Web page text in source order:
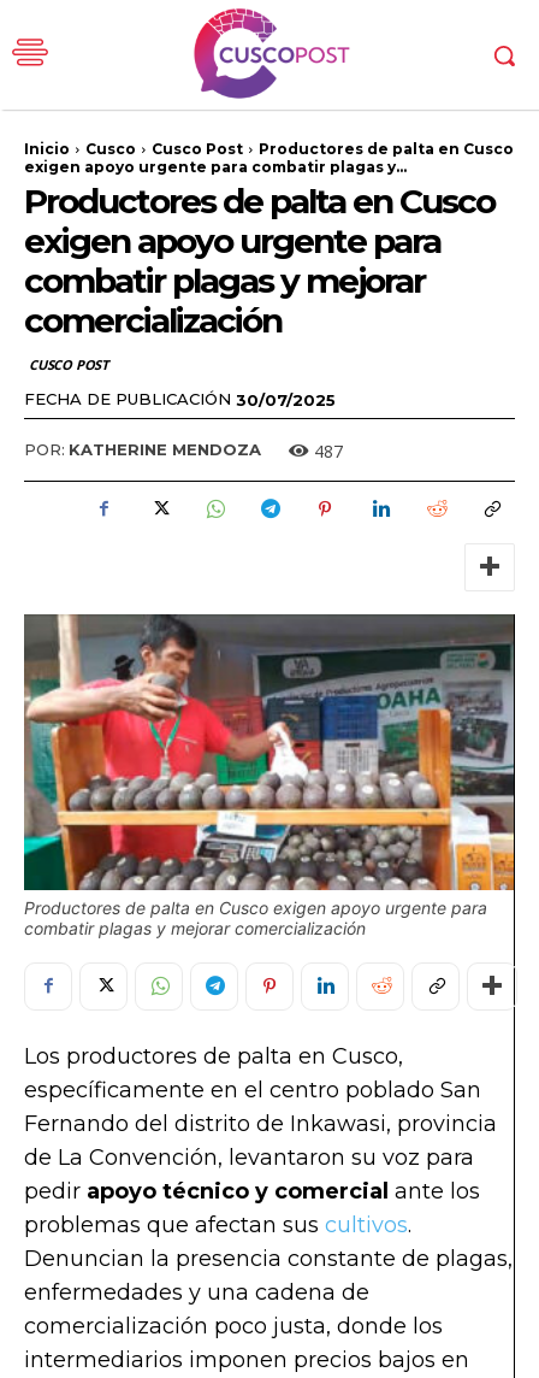
Inicio Cusco Cusco Post
Productores de palta en Cusco
exigen apoyo urgente para combatir plagas y...
Productores de palta en Cusco
exigen apoyo urgente para
combatir plagas y mejorar
comercialización
CUSCO POST
FECHA DE PUBLICACIÓN 30/07/2025
POR: KATHERINE MENDOZA 487
Productores de palta en Cusco exigen apoyo urgente para
combatir plagas y mejorar comercialización
Los productores de palta en Cusco,
específicamente en el centro poblado San
Fernando del distrito de Inkawasi, provincia
de La Convención, levantaron su voz para
pedir apoyo técnico y comercial ante los
problemas que afectan sus cultivos.
Denuncian la presencia constante de plagas,
enfermedades y una cadena de
comercialización poco justa, donde los
intermediarios imponen precios bajos en